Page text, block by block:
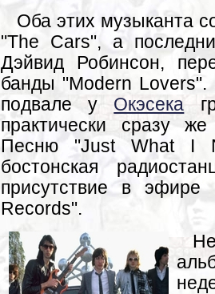
Оба этих музыканта
"The Cars", а
Дэйвид Робинсон,
банды "Modern Lovers".
подвале у Окэсека
практически сразу
Песню "Just What I
бостонская
присутствие в эфире
Records".